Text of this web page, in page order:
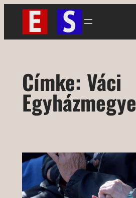
Ugrás
tartalomhoz
Címke: Váci
Egyházmegye